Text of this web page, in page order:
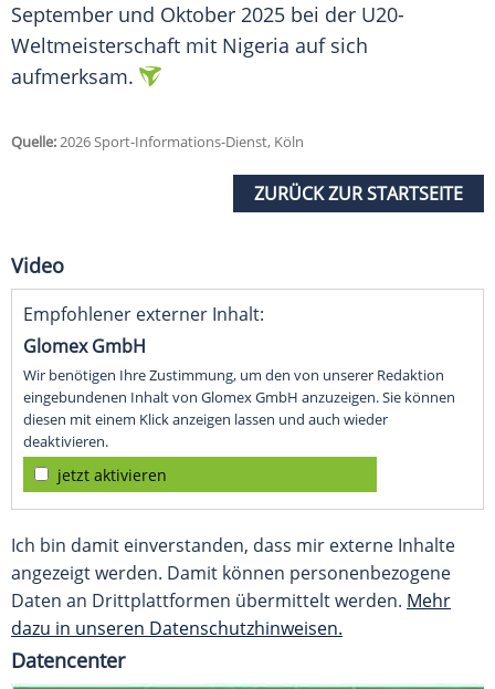
September und Oktober 2025 bei der U20-
Weltmeisterschaft mit Nigeria auf sich
aufmerksam.
Quelle:2026 Sport-Informations-Dienst, Köln
ZURÜCK ZUR STARTSEITE
Video
Empfohlener externer Inhalt:
Glomex GmbH
Wir benötigen Ihre Zustimmung, um den von unserer Redaktion
eingebundenen Inhalt von Glomex GmbH anzuzeigen. Sie können
diesen mit einem Klick anzeigen lassen und auch wieder
deaktivieren.
jetzt aktivieren
Ich bin damit einverstanden, dass mir externe Inhalte
angezeigt werden. Damit können personenbezogene
Daten an Drittplattformen übermittelt werden. Mehr
dazu in unseren Datenschutzhinweisen.
Datencenter